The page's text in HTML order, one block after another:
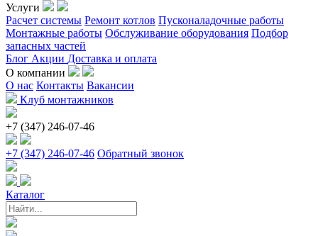
Услуги
Расчет системы Ремонт котлов Пусконаладочные работы
Монтажные работы Обслуживание оборудования Подбор
запасных частей
Блог Акции Доставка и оплата
О компании
О нас Контакты Вакансии
Клуб монтажников
+7 (347) 246-07-46
+7 (347) 246-07-46 Обратный звонок
Каталог